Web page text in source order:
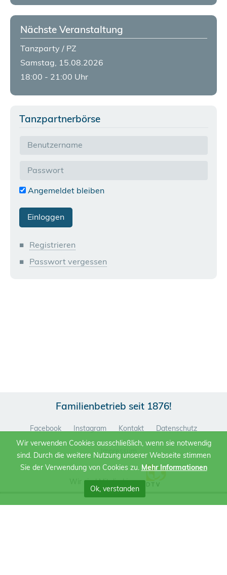
Nächste Veranstaltung
Tanzparty / PZ
Samstag, 15.08.2026
18:00 - 21:00 Uhr
Tanzpartnerbörse
Angemeldet bleiben
Registrieren
Passwort vergessen
Familienbetrieb seit 1876!
Facebook Instagram Kontakt Datenschutz
Impressum
Wir sind Mitglied im
Wir verwenden Cookies ausschließlich, wenn sie notwendig
sind. Durch die weitere Nutzung unserer Webseite stimmen
Sie der Verwendung von Cookies zu. Mehr Informationen
Ok, verstanden